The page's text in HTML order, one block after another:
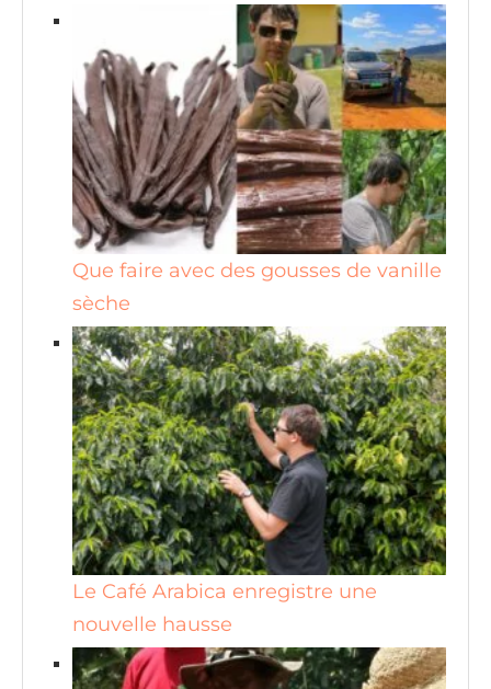
Que faire avec des gousses de vanille
sèche
Le Café Arabica enregistre une
nouvelle hausse